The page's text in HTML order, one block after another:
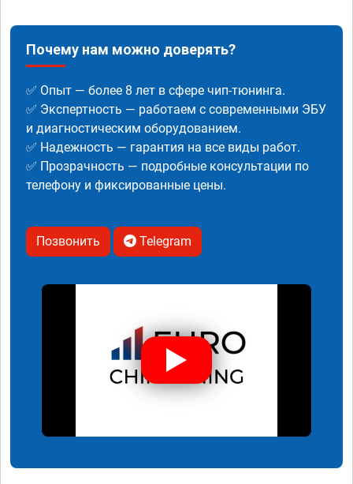
Почему нам можно доверять?
✅ Опыт — более 8 лет в сфере чип-тюнинга.
✅ Экспертность — работаем с современными ЭБУ
и диагностическим оборудованием.
✅ Надежность — гарантия на все виды работ.
✅ Прозрачность — подробные консультации по
телефону и фиксированные цены.
Позвонить Telegram